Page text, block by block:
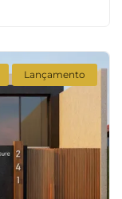
Lançamento